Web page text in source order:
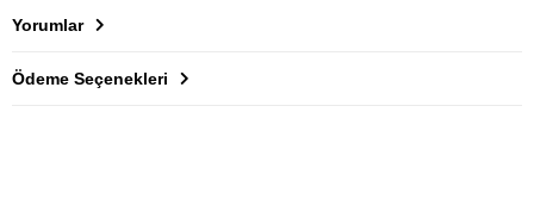
Yorumlar
Ödeme Seçenekleri